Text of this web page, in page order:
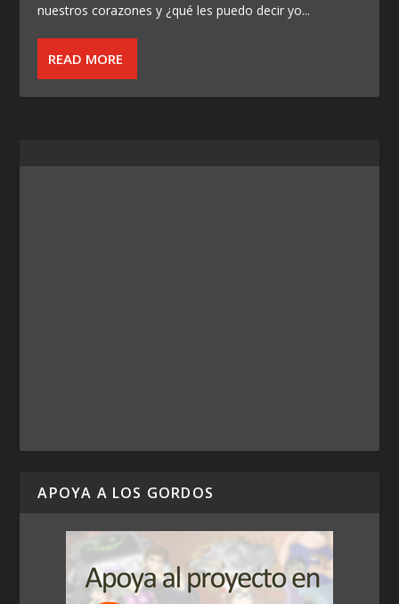
nuestros corazones y ¿qué les puedo decir yo...
READ MORE
APOYA A LOS GORDOS